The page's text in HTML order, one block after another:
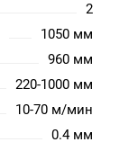
2
1050 мм
960 мм
220-1000 мм
10-70 м/мин
0.4 мм